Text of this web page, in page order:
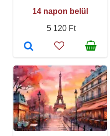
14 napon belül
5 120 Ft